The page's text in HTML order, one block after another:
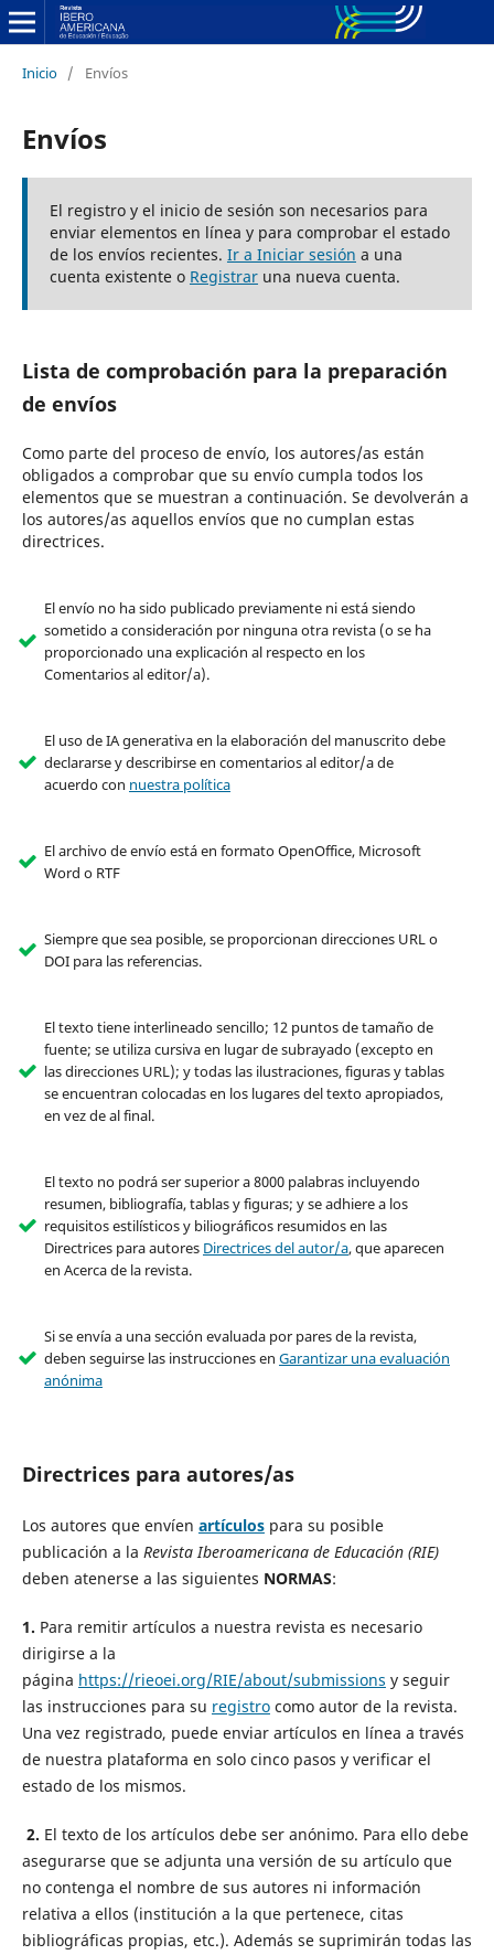
Inicio / Envíos
Envíos
El registro y el inicio de sesión son necesarios para
enviar elementos en línea y para comprobar el estado
de los envíos recientes. Ir a Iniciar sesión a una
cuenta existente o Registraruna nueva cuenta.
Lista de comprobación para la preparación
de envíos
Como parte del proceso de envío, los autores/as están
obligados a comprobar que su envío cumpla todos los
elementos que se muestran a continuación. Se devolverán a
los autores/as aquellos envíos que no cumplan estas
directrices.
El envío no ha sido publicado previamente ni está siendo
sometido a consideración por ninguna otra revista (o se ha
proporcionado una explicación al respecto en los
Comentarios al editor/a).
El uso de IA generativa en la elaboración del manuscrito debe
declararse y describirse en comentarios al editor/a de
acuerdo con nuestra política
El archivo de envío está en formato OpenOffice, Microsoft
Word o RTF
Siempre que sea posible, se proporcionan direcciones URL o
DOI para las referencias.
El texto tiene interlineado sencillo; 12 puntos de tamaño de
fuente; se utiliza cursiva en lugar de subrayado (excepto en
las direcciones URL); y todas las ilustraciones, figuras y tablas
se encuentran colocadas en los lugares del texto apropiados,
en vez de al final.
El texto no podrá ser superior a 8000 palabras incluyendo
resumen, bibliografía, tablas y figuras; y se adhiere a los
requisitos estilísticos y biliográficos resumidos en las
Directrices para autores Directrices del autor/a, que aparecen
en Acerca de la revista.
Si se envía a una sección evaluada por pares de la revista,
deben seguirse las instrucciones en Garantizar una evaluación
anónima
Directrices para autores/as
Los autores que envíen artículospara su posible
publicación a la Revista Iberoamericana de Educación (RIE)
deben atenerse a las siguientes NORMAS:
1. Para remitir artículos a nuestra revista es necesario
dirigirse a la
página https://rieoei.org/RIE/about/submissions y seguir
las instrucciones para su registrocomo autor de la revista.
Una vez registrado, puede enviar artículos en línea a través
de nuestra plataforma en solo cinco pasos y verificar el
estado de los mismos.
2. El texto de los artículos debe ser anónimo. Para ello debe
asegurarse que se adjunta una versión de su artículo que
no contenga el nombre de sus autores ni información
relativa a ellos (institución a la que pertenece, citas
bibliográficas propias, etc.). Además se suprimirán todas las